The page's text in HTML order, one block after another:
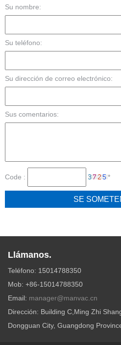
Su nombre:
Su teléfono:
Su dirección de correo electrónico:
Sus comentarios:
Code : *
Llámanos.
Teléfono: 15014788350
Mob: +86-15014788350
Email: manager@manvac.cn
Dirección: Building C,Ming Zhi
Dongguan City, Guangdong